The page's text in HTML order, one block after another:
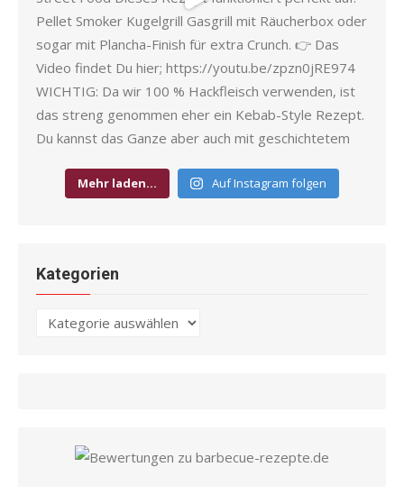
Mehr laden… Auf Instagram folgen
Kategorien
Kategorien